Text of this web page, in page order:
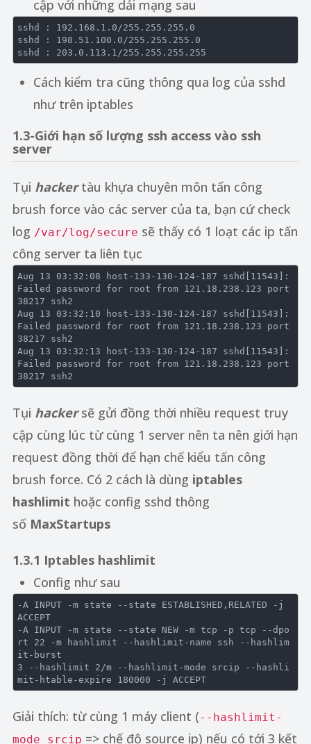
cập với những dải mạng sau
sshd : 192.168.1.0 /255.255.255.0
sshd : 198.51.100.0 /255.255.255.0
sshd : 203.0.113.1 /255.255.255.255
Cách kiểm tra cũng thông qua log của sshd
như trên iptables
1.3-Giới hạn số lượng ssh access vào ssh
server
Tụi hackertàu khựa chuyên môn tấn công
brush force vào các server của ta, bạn cứ check
log /var/log/secure sẽ thấy có 1 loạt các ip tấn
công server ta liên tục
Aug 13 03 :32 :08 host-133-130-124-187 sshd [11543]
Failed
password for root from 121 .18 .238 .123
port
38217 ssh2
Aug 13 03 :32 :10 host-133-130-124-187 sshd [11543]
Failed
password for root from 121 .18 .238 .123
port
38217 ssh2
Aug 13 03 :32 :13 host-133-130-124-187 sshd [11543]
Failed
password for root from 121 .18 .238 .123
port
38217 ssh2
Tụi hackersẽ gửi đồng thời nhiều request truy
cập cùng lúc từ cùng 1 server nên ta nên giới hạn
request đồng thời để hạn chế kiểu tấn công
brush force. Có 2 cách là dùng iptables
hashlimit hoặc config sshd thông
số MaxStartups
1.3.1 Iptables hashlimit
Config như sau
-A INPUT -m state -- state ESTABLISHED,RELATED -j
ACCEPT
-A INPUT -m state -- state NEW -m tcp -p tcp --dpo
rt 22 -m hashlimit --hashlimit-name ssh --hashlim
3 --hashlimit 2 /m --hashlimit-mode srcip --hashli
mit-htable-expire 180000
Giải thích: từ cùng 1 máy client (--hashlimit-
mode srcip => chế độ source ip) nếu có tới 3 kết